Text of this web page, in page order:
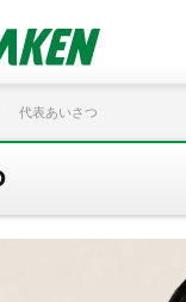
代表あいさつ